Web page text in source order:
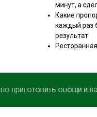
минут, а
Какие
каждый раз
результат
овощи и